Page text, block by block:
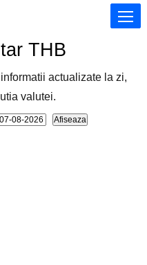
THB
actualizate la zi,
valutei.